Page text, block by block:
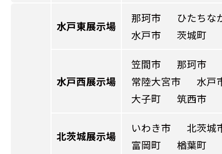
水戸東展示場
那珂市
ひたちな
水戸市
茨城町
水戸西展示場
笠間市
那珂市
常陸大宮市
水戸
大子町
筑西市
北茨城展示場
いわき市
北茨城
富岡町
楢葉町